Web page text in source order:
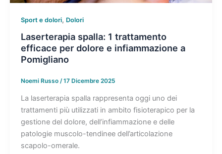
Sport e dolori, Dolori
Laserterapia spalla: 1 trattamento
efficace per dolore e infiammazione a
Pomigliano
Noemi Russo /17 Dicembre 2025
La laserterapia spalla rappresenta oggi uno dei
trattamenti più utilizzati in ambito fisioterapico per la
gestione del dolore, dell’infiammazione e delle
patologie muscolo-tendinee dell’articolazione
scapolo-omerale.